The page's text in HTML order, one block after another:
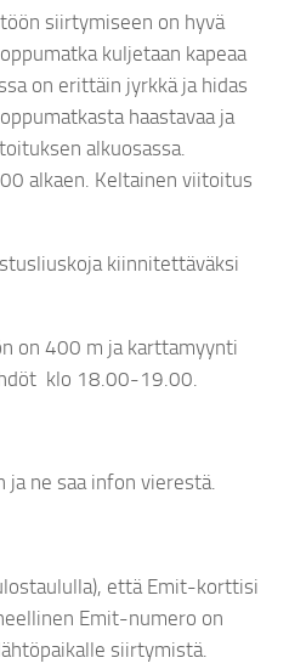
siirtymiseen on hyvä
kuljetaan kapeaa
on erittäin jyrkkä ja hidas
haastavaa ja
alkuosassa.
alkaen. Keltainen viitoitus
kiinnitettäväksi
on 400 m ja karttamyynti
klo 18.00-19.00.
ja ne saa infon vierestä.
että Emit-korttisi
Emit-numero on
siirtymistä.